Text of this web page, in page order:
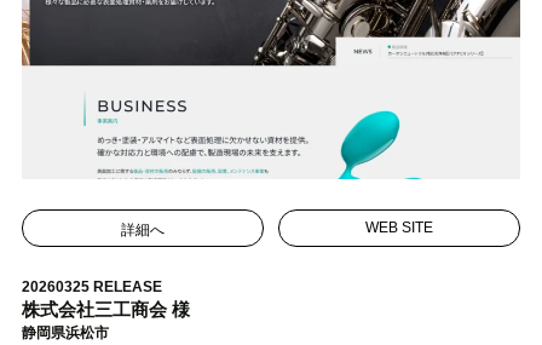
詳細へ WEB SITE
20260325 RELEASE
株式会社三工商会 様
静岡県浜松市